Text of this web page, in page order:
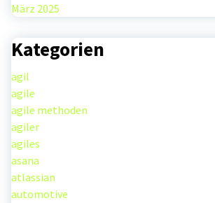
März 2025
Kategorien
agil
agile
agile methoden
agiler
agiles
asana
atlassian
automotive